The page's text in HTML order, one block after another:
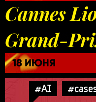
Cannes
Grand-
18 ИЮНЯ
#AI